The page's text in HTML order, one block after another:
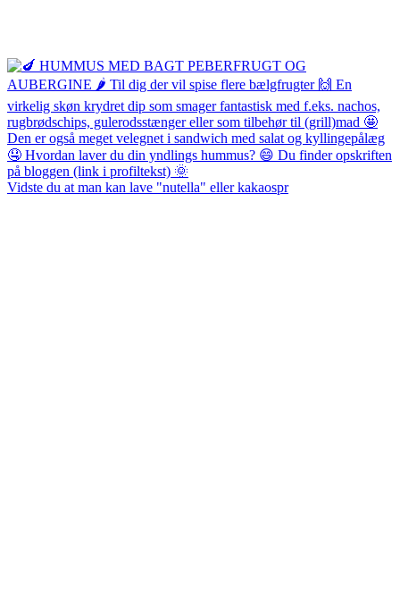
Vidste du at man kan lave "nutella" eller kakaospr